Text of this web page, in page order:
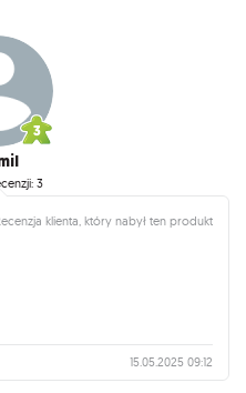
3
klienta, który nabył ten produkt
15.05.2025 09:12